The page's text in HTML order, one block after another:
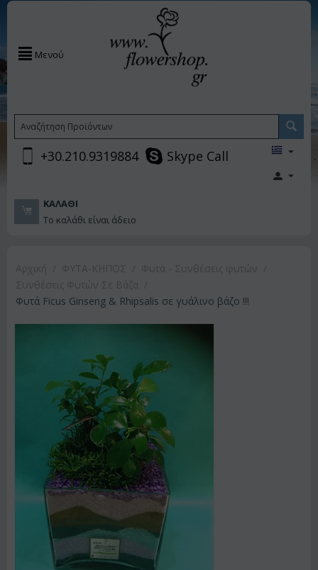
Μενού
+30.210.9319884 Skype Call
ΚΑΛΆΘΙ
Το καλάθι είναι άδειο
Φυτά Ficus Ginseng & Rhipsalis σε γυάλινο βάζο !!!